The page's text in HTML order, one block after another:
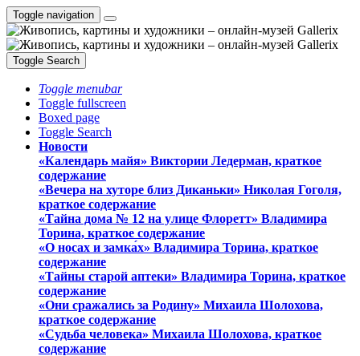
Toggle navigation
Toggle Search
Toggle menubar
Toggle fullscreen
Boxed page
Toggle Search
Новости
«Календарь майя» Виктории Ледерман, краткое
содержание
«Вечера на хуторе близ Диканьки» Николая Гоголя,
краткое содержание
«Тайна дома № 12 на улице Флоретт» Владимира
Торина, краткое содержание
«О носах и замка́х» Владимира Торина, краткое
содержание
«Тайны старой аптеки» Владимира Торина, краткое
содержание
«Они сражались за Родину» Михаила Шолохова,
краткое содержание
«Судьба человека» Михаила Шолохова, краткое
содержание